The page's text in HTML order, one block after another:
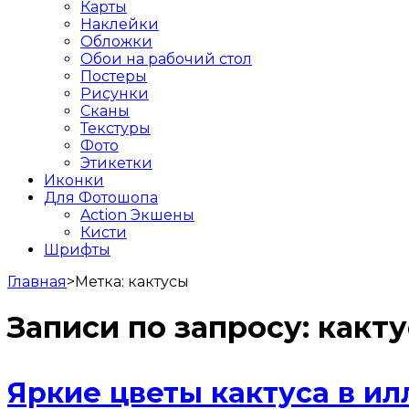
Карты
Наклейки
Обложки
Обои на рабочий стол
Постеры
Рисунки
Сканы
Текстуры
Фото
Этикетки
Иконки
Для Фотошопа
Action Экшены
Кисти
Шрифты
Главная>Метка: кактусы
Записи по запросу:
Яркие цветы кактуса в